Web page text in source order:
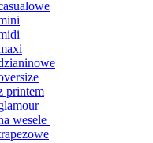
printem
wesele